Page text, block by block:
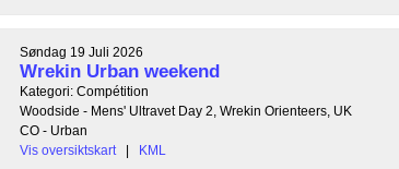
Søndag 19 Juli 2026
Wrekin Urban weekend
Kategori: Compétition
Woodside - Mens' Ultravet Day 2, Wrekin Orienteers, UK
CO - Urban
Vis oversiktskart
| KML